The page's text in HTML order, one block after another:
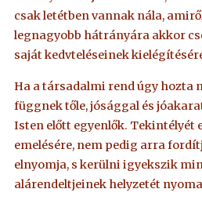
csak letétben vannak nála,
legnagyobb hátrányára akkor
saját kedvteléseinek
Ha a társadalmi rend úgy hozta
függnek tőle, jósággal és
Isten előtt egyenlők. Tekintélyét
emelésére, nem pedig arra
elnyomja, s kerülni igyekszik
alárendeltjeinek helyzetét